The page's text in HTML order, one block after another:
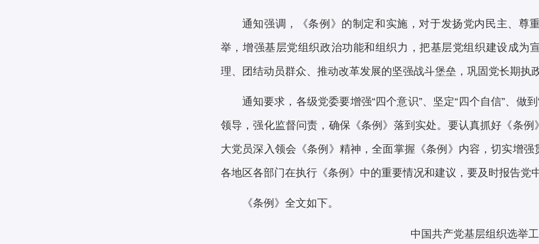
通知强调，《条例》的制定和实施，对于发扬党内民主、尊
举，增强基层党组织政治功能和组织力，把基层党组织建设成为
理、团结动员群众、推动改革发展的坚强战斗堡垒，巩固党长期执
通知要求，各级党委要增强“四个意识”、坚定“四个自信”、做
领导，强化监督问责，确保《条例》落到实处。要认真抓好《条
大党员深入领会《条例》精神，全面掌握《条例》内容，切实增强
各地区各部门在执行《条例》中的重要情况和建议，要及时报告党中
《条例》全文如下。
中国共产党基层组织选举